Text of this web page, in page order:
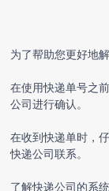
为了帮助您更好地
在使用快递单号之
公司进行确认。
在收到快递单时，
快递公司联系。
了解快递公司的系